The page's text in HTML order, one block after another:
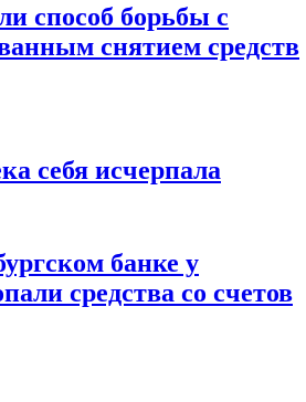
способ борьбы с
снятием средств
себя исчерпала
банке у
средства со счетов